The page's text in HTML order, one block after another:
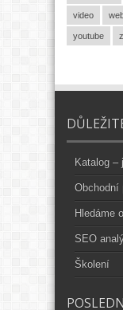
video
youtube
Katalog –
Obchodní
Hledáme
SEO
Školení